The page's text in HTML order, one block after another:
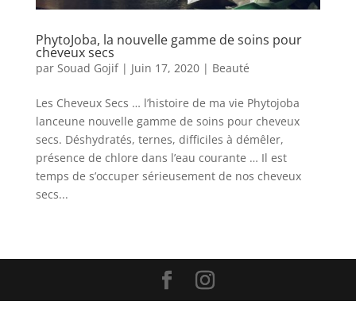
PhytoJoba, la nouvelle gamme de soins pour
cheveux secs
par Souad Gojif| Juin 17, 2020| Beauté
Les Cheveux Secs … l’histoire de ma vie Phytojoba
lanceune nouvelle gamme de soins pour cheveux
secs. Déshydratés, ternes, difficiles à démêler,
présence de chlore dans l’eau courante … Il est
temps de s’occuper sérieusement de nos cheveux
secs...